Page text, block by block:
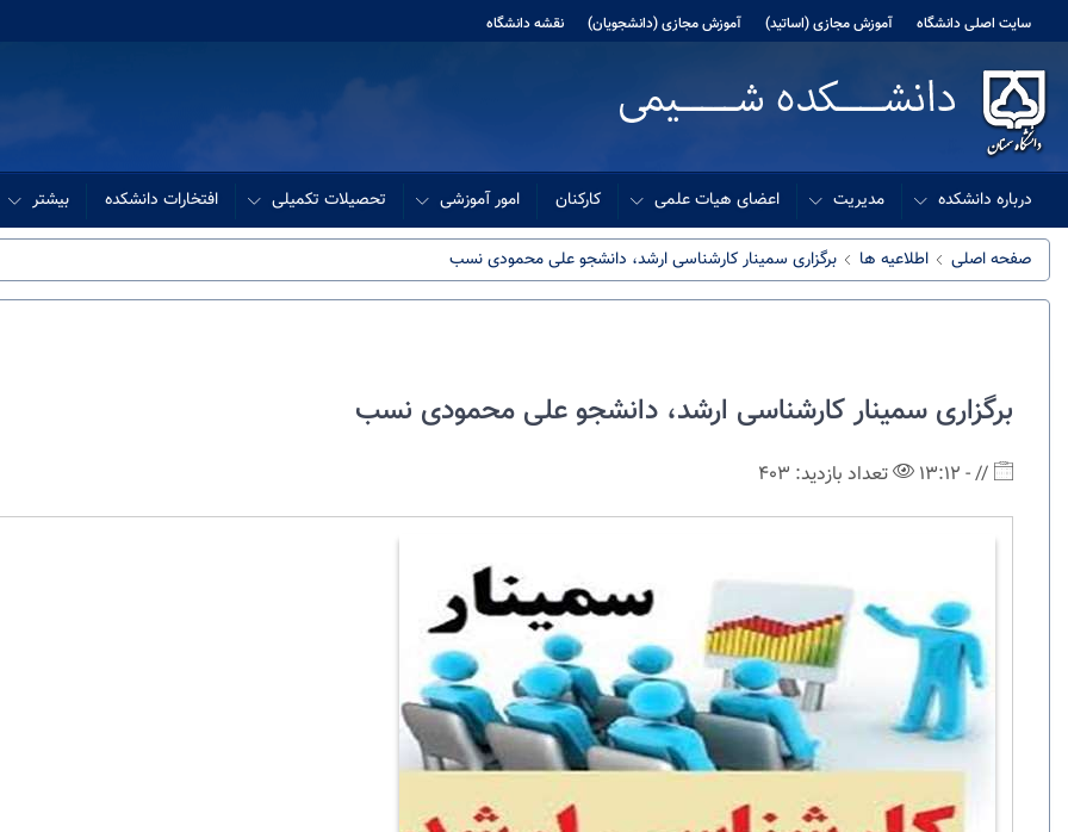
سایت اصلی دانشگاه آموزش مجازی (اساتید) آموزش مجازی (دانشجویان) نقشه دانشگاه
درباره دانشکده مدیریت اعضای هیات علمی کارکنان امور آموزشی تحصیلات تکمیلی افتخارات دانشکده بیشتر
صفحه اصلی اطلاعیه ها برگزاری سمینار کارشناسی ارشد، دانشجو علی محمودی نسب
برگزاری سمینار کارشناسی ارشد، دانشجو علی محمودی نسب
// - 13:12 تعداد بازدید: 403